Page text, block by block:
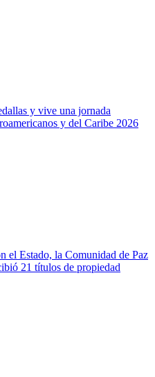
y vive una jornada
y del Caribe 2026
el Estado, la Comunidad de Paz
21 títulos de propiedad